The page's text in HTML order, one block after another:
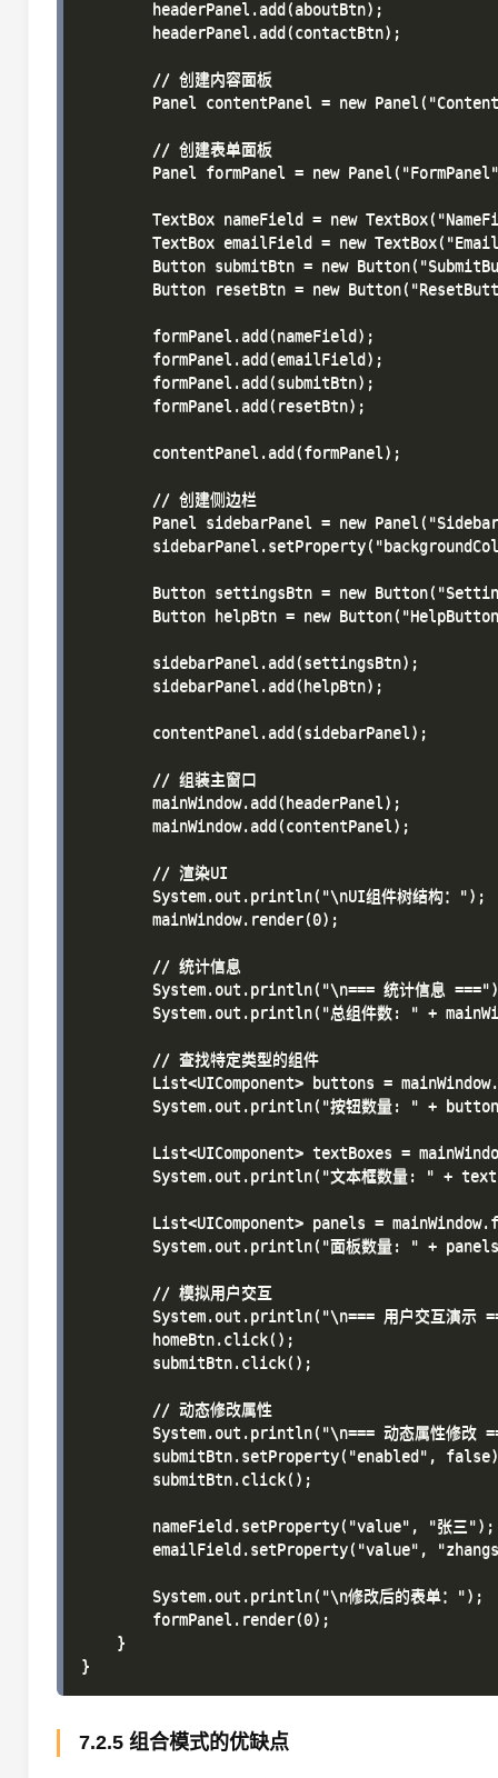
        headerPanel.add(aboutBtn);
        headerPanel.add(contactBtn);
        // 创建内容面板
Panel contentPanel = new
        // 创建表单面板
Panel formPanel = new
TextBox nameField = new
TextBox emailField = new
Button submitBtn = new
Button resetBtn = new
        formPanel.add(nameField);
        formPanel.add(emailField);
        formPanel.add(submitBtn);
        formPanel.add(resetBtn);
        contentPanel.add(formPanel);
        // 创建侧边栏
Panel sidebarPanel = new
Button settingsBtn = new
Button helpBtn = new
        sidebarPanel.add(settingsBtn);
        sidebarPanel.add(helpBtn);
        contentPanel.add(sidebarPanel);
        // 组装主窗口
        mainWindow.add(headerPanel);
        mainWindow.add(contentPanel);
        // 渲染UI
        System.out.println("\nUI组件树结构：");
        mainWindow.render(0);
        // 统计信息
System.out.println("\n=== 统计信息
System.out.println("总组件数: " +
        // 查找特定类型的组件
List<UIComponent> buttons =
System.out.println("按钮数量: " +
List<UIComponent> textBoxes =
System.out.println("文本框数量: " +
List<UIComponent> panels =
System.out.println("面板数量: " +
        // 模拟用户交互
System.out.println("\n=== 用户交互演示
        homeBtn.click();
        submitBtn.click();
        // 动态修改属性
System.out.println("\n=== 动态属性修改
submitBtn.setProperty("enabled",
        submitBtn.click();
        nameField.setProperty("value", "张三");
emailField.setProperty("value",
        System.out.println("\n修改后的表单：");
        formPanel.render(0);
    }
7.2.5 组合模式的优缺点